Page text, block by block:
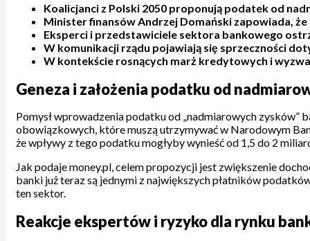
Koalicjanci z Polski 2050 proponują podatek od
Minister finansów Andrzej Domański zapowiada,
Eksperci i przedstawiciele sektora bankowego
W komunikacji rządu pojawiają się sprzeczności
W kontekście rosnących marż kredytowych i
Geneza i założenia podatku od
Pomysł wprowadzenia podatku od „nadmiarowych
obowiązkowych, które muszą utrzymywać w Narodowym
że wpływy z tego podatku mogłyby wynieść od 1,5 do 2
Jak podaje money.pl, celem propozycji jest zwiększenie
banki już teraz są jednymi z największych płatników
ten sektor.
Reakcje ekspertów i ryzyko dla rynku